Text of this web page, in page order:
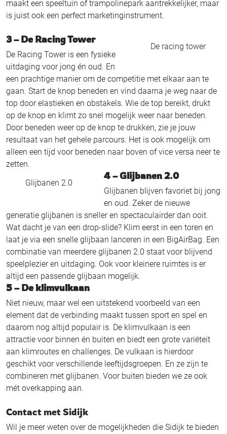
maakt een speeltuin of trampolinepark aantrekkelijker, maar
is juist ook een perfect marketinginstrument.
De racing tower
3 – De Racing Tower
De Racing Tower is een fysieke
uitdaging voor jong én oud. En
een prachtige manier om de competitie met elkaar aan te
gaan. Start de knop beneden en vind daarna je weg naar de
top door elastieken en obstakels. Wie de top bereikt, drukt
op de knop en klimt zo snel mogelijk weer naar beneden.
Door beneden weer op de knop te drukken, zie je jouw
resultaat van het gehele parcours. Het is ook mogelijk om
alleen een tijd voor beneden naar boven of vice versa neer te
zetten.
Glijbanen 2.0
4 – Glijbanen 2.0
Glijbanen blijven favoriet bij jong
en oud. Zeker de nieuwe
generatie glijbanen is sneller en spectaculairder dan ooit.
Wat dacht je van een drop-slide? Klim eerst in een toren en
laat je via een snelle glijbaan lanceren in een BigAirBag. Een
combinatie van meerdere glijbanen 2.0 staat voor blijvend
speelplezier en uitdaging. Ook voor kleinere ruimtes is er
altijd een passende glijbaan mogelijk.
5 – De klimvulkaan
Niet nieuw, maar wel een uitstekend voorbeeld van een
element dat de verbinding maakt tussen sport en spel en
daarom nog altijd populair is. De klimvulkaan is een
attractie voor binnen én buiten en biedt een grote variëteit
aan klimroutes en challenges. De vulkaan is hierdoor
geschikt voor verschillende leeftijdsgroepen. En ze zijn te
combineren met glijbanen. Voor buiten bieden we ze ook
mét overkapping aan.
Contact met Sidijk
Wil je meer weten over de mogelijkheden die Sidijk te bieden